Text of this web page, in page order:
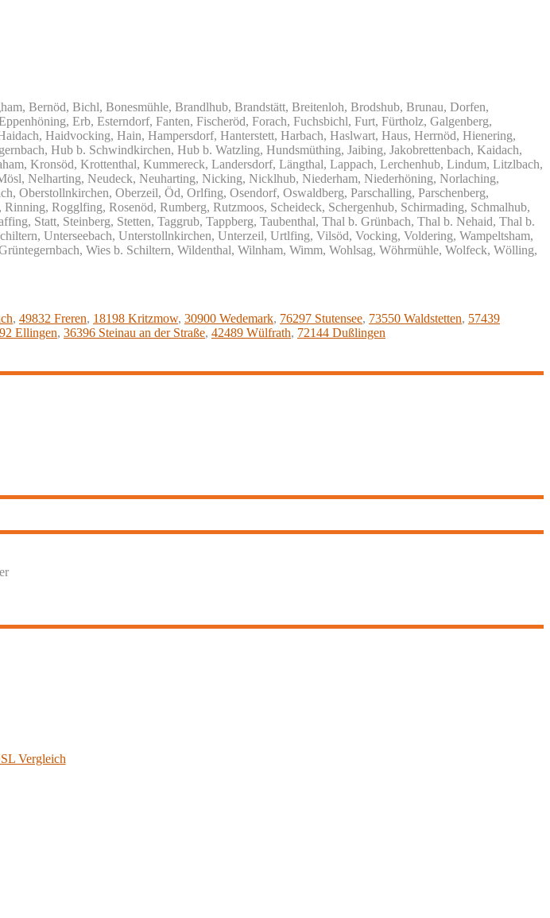
Bernöd, Bichl, Bonesmühle, Brandlhub, Brandstätt, Breitenloh, Brodshub, Brunau, Dorfen,
Erb, Esterndorf, Fanten, Fischeröd, Forach, Fuchsbichl, Furt, Fürtholz, Galgenberg,
Haidvocking, Hain, Hampersdorf, Hanterstett, Harbach, Haslwart, Haus, Herrnöd, Hienering,
Hub b. Schwindkirchen, Hub b. Watzling, Hundsmüthing, Jaibing, Jakobrettenbach, Kaidach,
Kronsöd, Krottenthal, Kummereck, Landersdorf, Längthal, Lappach, Lerchenhub, Lindum, Litzlbach,
Nelharting, Neudeck, Neuharting, Nicking, Nicklhub, Niederham, Niederhöning, Norlaching,
Oberstollnkirchen, Oberzeil, Öd, Orlfing, Osendorf, Oswaldberg, Parschalling, Parschenberg,
Rogglfing, Rosenöd, Rumberg, Rutzmoos, Scheideck, Schergenhub, Schirmading, Schmalhub,
Statt, Steinberg, Stetten, Taggrub, Tappberg, Taubenthal, Thal b. Grünbach, Thal b. Nehaid, Thal b.
Unterseebach, Unterstollnkirchen, Unterzeil, Urtlfing, Vilsöd, Vocking, Voldering, Wampeltsham,
Wies b. Schiltern, Wildenthal, Wilnham, Wimm, Wohlsag, Wöhrmühle, Wolfeck, Wölling,
, 49832 Freren, 18198 Kritzmow, 30900 Wedemark, 76297 Stutensee, 73550 Waldstetten, 57439
Ellingen, 36396 Steinau an der Straße, 42489 Wülfrath, 72144 Dußlingen
Vergleich